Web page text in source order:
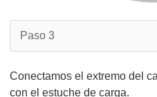
Paso 3
Conectamos el extremo del
con el estuche de carga.